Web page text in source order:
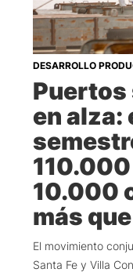
DESARROLLO
en alza:
10.000
más
El movimiento
Santa Fe y Villa